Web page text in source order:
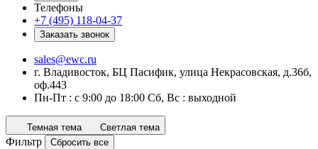
Телефоны
+7 (495) 118-04-37
Заказать звонок
sales@ewc.ru
г. Владивосток, БЦ Пасифик, улица Некрасовская, д.36б,
оф.443
Пн-Пт : с 9:00 до 18:00 Сб, Вс : выходной
Темная тема Светлая тема
Фильтр Сбросить все